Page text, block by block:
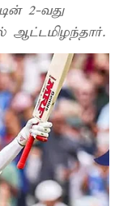
2-வது
ஆட்டமிழந்தார்.